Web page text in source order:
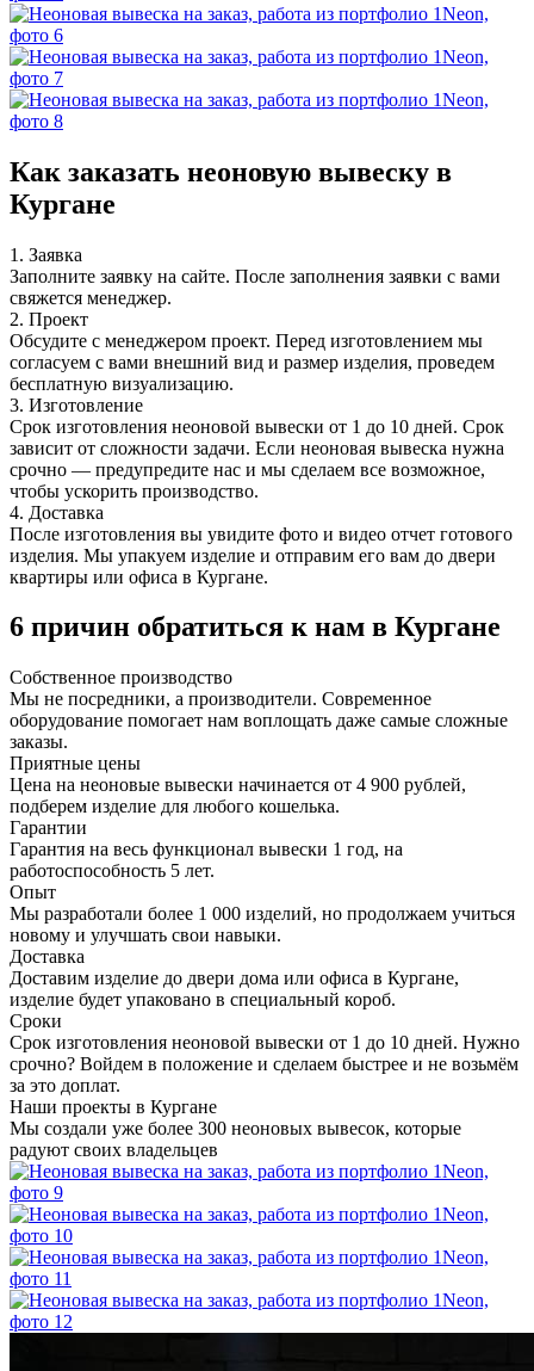
Как заказать неоновую вывеску в
Кургане
1. Заявка
Заполните заявку на сайте. После заполнения заявки с вами
свяжется менеджер.
2. Проект
Обсудите с менеджером проект. Перед изготовлением мы
согласуем с вами внешний вид и размер изделия, проведем
бесплатную визуализацию.
3. Изготовление
Срок изготовления неоновой вывески от 1 до 10 дней. Срок
зависит от сложности задачи. Если неоновая вывеска нужна
срочно — предупредите нас и мы сделаем все возможное,
чтобы ускорить производство.
4. Доставка
После изготовления вы увидите фото и видео отчет готового
изделия. Мы упакуем изделие и отправим его вам до двери
квартиры или офиса в Кургане.
6 причин обратиться к нам в Кургане
Собственное производство
Мы не посредники, а производители. Современное
оборудование помогает нам воплощать даже самые сложные
заказы.
Приятные цены
Цена на неоновые вывески начинается от 4 900 рублей,
подберем изделие для любого кошелька.
Гарантии
Гарантия на весь функционал вывески 1 год, на
работоспособность 5 лет.
Опыт
Мы разработали более 1 000 изделий, но продолжаем учиться
новому и улучшать свои навыки.
Доставка
Доставим изделие до двери дома или офиса в Кургане,
изделие будет упаковано в специальный короб.
Сроки
Срок изготовления неоновой вывески от 1 до 10 дней. Нужно
срочно? Войдем в положение и сделаем быстрее и не возьмём
за это доплат.
Наши проекты в Кургане
Мы создали уже более 300 неоновых вывесок, которые
радуют своих владельцев